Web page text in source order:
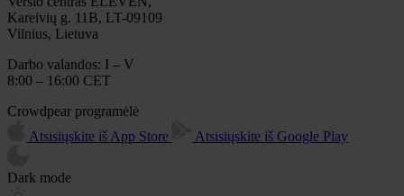
Kareivių g. 11B, LT-09109
Vilnius, Lietuva
Darbo valandos: I – V
8:00 – 16:00 CET
Crowdpear programėlė
Atsisiųskite iš App Store
Atsisiųskite iš Google Play
Dark mode